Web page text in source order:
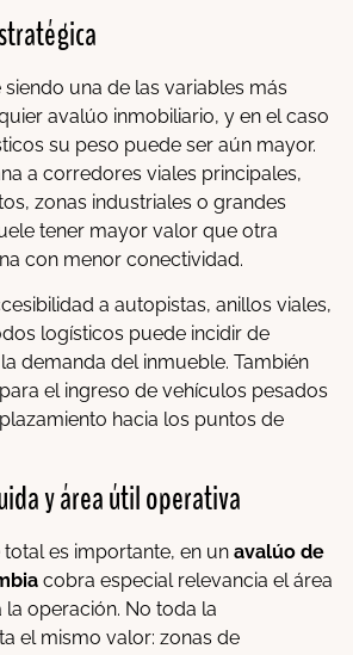
una de las variables más
avalúo inmobiliario, y en el caso
su peso puede ser aún mayor.
a corredores viales principales,
zonas industriales o grandes
tener mayor valor que otra
con menor conectividad.
a autopistas, anillos viales,
logísticos puede incidir de
demanda del inmueble. También
el ingreso de vehículos pesados
hacia los puntos de
y área útil operativa
es importante, en un avalúo de
cobra especial relevancia el área
operación. No toda la
el mismo valor: zonas de